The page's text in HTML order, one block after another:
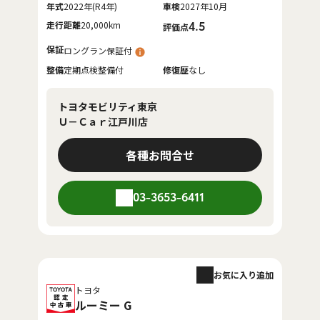
年式2022年(R4年) 車検2027年10月
走行距離20,000km 評価点4.5
保証ロングラン保証付
整備定期点検整備付 修復歴なし
トヨタモビリティ東京
Ｕ－Ｃａｒ江戸川店
各種お問合せ
03-3653-6411
トヨタ
ルーミー G
お気に入り追加